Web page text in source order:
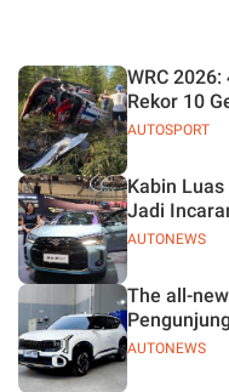
Basis Produksi
ASEAN
AUTOSPORT
WRC
Rekor 10
AUTONEWS
Kabin
Jadi
AUTONEWS
The all-